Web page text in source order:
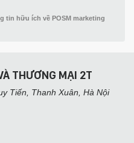
tin hữu ích về POSM marketing
THƯƠNG MẠI 2T
Tiến, Thanh Xuân, Hà Nội​